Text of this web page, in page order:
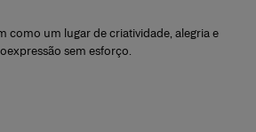
como um lugar de criatividade, alegria e
sem esforço.